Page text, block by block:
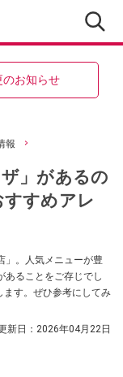
のお知らせ
報
」があるの
すめアレ
」。人気メニューが豊
あることをご存じでし
ます。ぜひ参考にしてみ
新日： 2026年04月22日